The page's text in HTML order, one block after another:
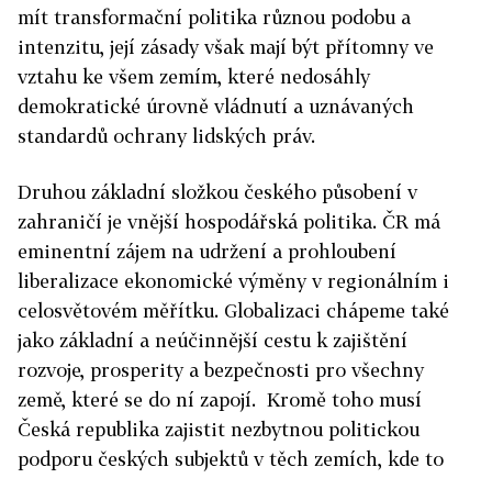
mít transformační politika různou podobu a
intenzitu, její zásady však mají být přítomny ve
vztahu ke všem zemím, které nedosáhly
demokratické úrovně vládnutí a uznávaných
standardů ochrany lidských práv.
Druhou základní složkou českého působení v
zahraničí je vnější hospodářská politika. ČR má
eminentní zájem na udržení a prohloubení
liberalizace ekonomické výměny v regionálním i
celosvětovém měřítku. Globalizaci chápeme také
jako základní a neúčinnější cestu k zajištění
rozvoje, prosperity a bezpečnosti pro všechny
země, které se do ní zapojí. Kromě toho musí
Česká republika zajistit nezbytnou politickou
podporu českých subjektů v těch zemích, kde to